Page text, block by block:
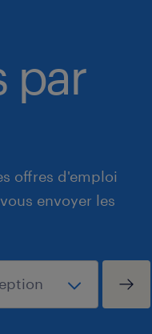
par
offres d'emploi
envoyer les